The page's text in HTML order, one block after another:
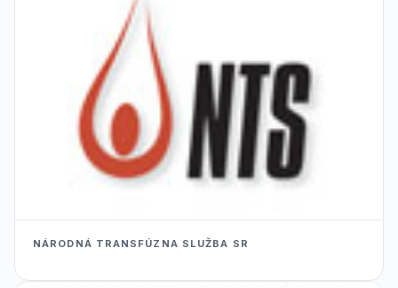
NÁRODNÁ TRANSFÚZNA SLUŽBA SR